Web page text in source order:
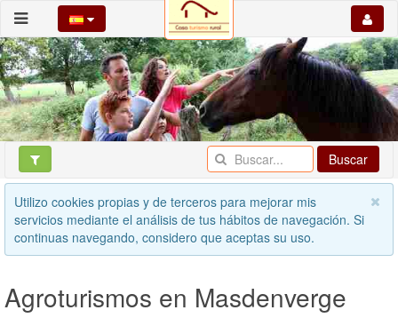
Buscar
Utilizo cookies propias y de terceros para mejorar mis
servicios mediante el análisis de tus hábitos de navegación. Si
continuas navegando, considero que aceptas su uso.
Agroturismos en Masdenverge